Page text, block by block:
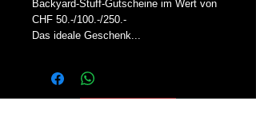
Backyard-Stuff-Gutscheine im Wert von
CHF 50.-/100.-/250.-
Das ideale Geschenk...